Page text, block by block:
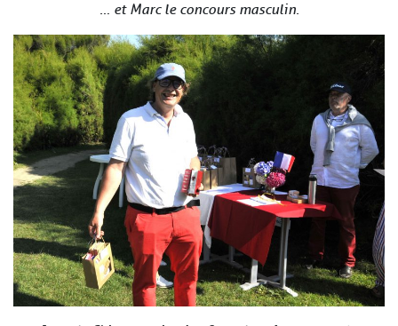
… et Marc le concours masculin.